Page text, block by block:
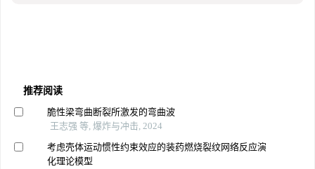
推荐阅读
脆性梁弯曲断裂所激发的弯曲波
王志强 等, 爆炸与冲击, 2024
考虑壳体运动惯性约束效应的装药燃烧裂纹网络反应演
化理论模型